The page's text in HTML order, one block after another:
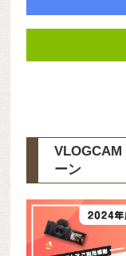
VLOGCAM
ーン